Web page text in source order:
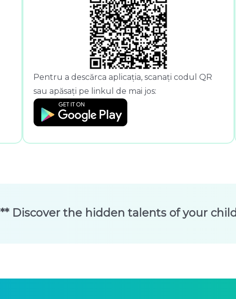
Pentru a descărca aplicația, scanați codul QR
sau apăsați pe linkul de mai jos:
** Discover the hidden talents of your child